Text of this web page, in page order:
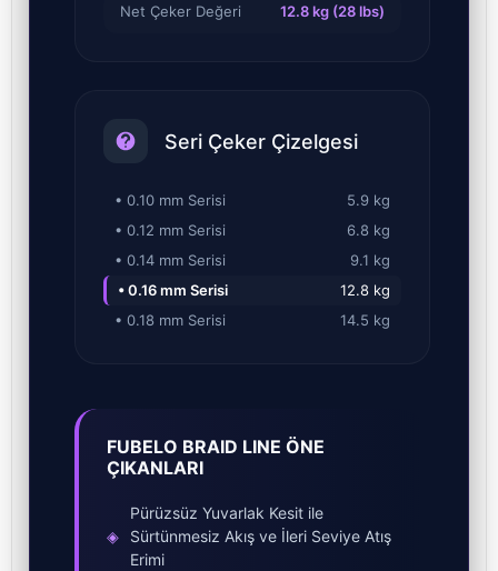
Net Çeker Değeri 12.8 kg (28 lbs)
Seri Çeker Çizelgesi
• 0.10 mm Serisi
5.9 kg
• 0.12 mm Serisi
6.8 kg
• 0.14 mm Serisi
9.1 kg
• 0.16 mm Serisi
12.8 kg
• 0.18 mm Serisi
14.5 kg
FUBELO BRAID LINE ÖNE
ÇIKANLARI
◈
Pürüzsüz Yuvarlak Kesit ile
Sürtünmesiz Akış ve İleri Seviye Atış
Erimi